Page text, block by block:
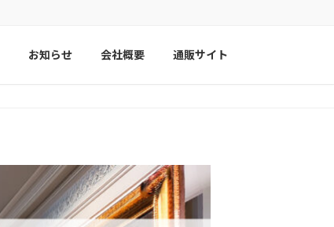
お知らせ 会社概要 通販サイト